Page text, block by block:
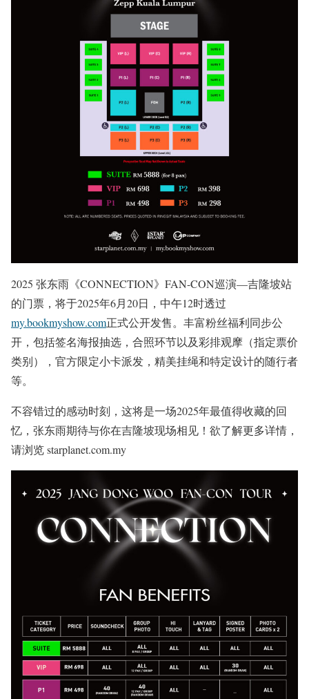
2025 张东雨《CONNECTION》FAN-CON巡演—吉隆坡站
的门票，将于2025年6月20日，中午12时透过
my.bookmyshow.com正式公开发售。丰富粉丝福利同步公
开，包括签名海报抽选，合照环节以及彩排观摩（指定票价
类别），官方限定小卡派发，精美挂绳和特定设计的随行者
等。
不容错过的感动时刻，这将是一场2025年最值得收藏的回
忆，张东雨期待与你在吉隆坡现场相见！欲了解更多详情，
请浏览 starplanet.com.my